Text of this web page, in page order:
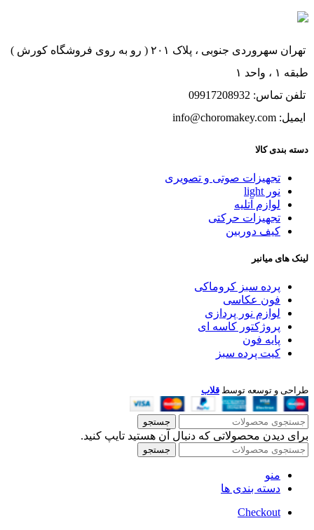
تهران سهروردی جنوبی ، پلاک ۲۰۱ ( رو به روی فروشگاه کورش )
طبقه ۱ ، واحد ۱
تلفن تماس: 09917208932
ایمیل: info@choromakey.com
دسته بندی کالا
تجهیزات صوتی و تصویری
نور light
لوازم آتلیه
تجهیزات حرکتی
کیف دوربین
لینک های میانبر
پرده سبز کروماکی
فون عکاسی
لوازم نور پردازی
پروژکتور کاسه ای
پایه فون
کیت پرده سبز
طراحی و توسعه توسط قلاب
جستجو
برای دیدن محصولاتی که دنبال آن هستید تایپ کنید.
جستجو
منو
دسته بندی ها
Checkout